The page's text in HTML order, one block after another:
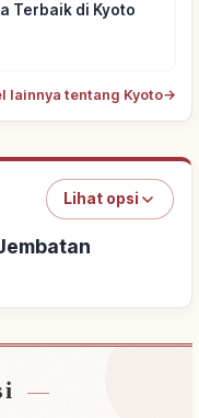
Terbaik di Kyoto
lainnya tentang Kyoto→
Lihat opsi